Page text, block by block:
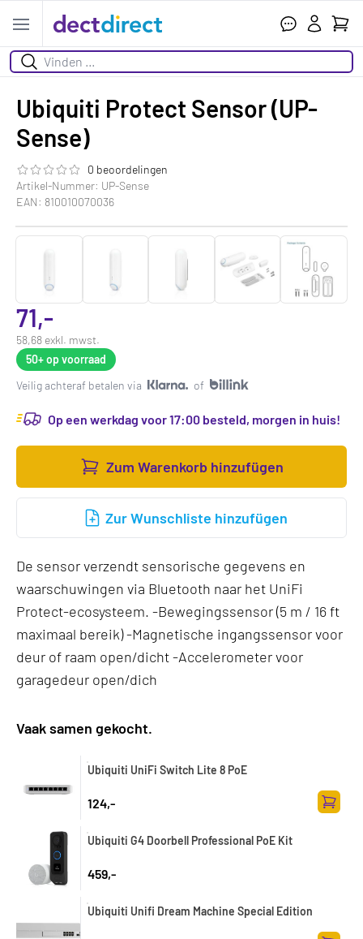
Open menu
Suchen
Ihr
Ubiquiti Protect Sensor (UP-
Sense)
Die Bewertung dieses Produkts ist
0 beoordelingen
Artikel-Nummer: UP-Sense
EAN: 810010070036
71,-
58,68 exkl. mwst.
50+op voorraad
Veilig achteraf betalen via
of
Op een werkdag voor 17:00 besteld, morgen in huis!
Zum Warenkorb hinzufügen
Zur Wunschliste hinzufügen
De sensor verzendt sensorische gegevens en
waarschuwingen via Bluetooth naar het UniFi
Protect-ecosysteem. -Bewegingssensor (5 m / 16 ft
maximaal bereik) -Magnetische ingangssensor voor
deur of raam open/dicht -Accelerometer voor
garagedeur open/dich
Vaak samen gekocht.
Ubiquiti UniFi Switch Lite 8 PoE
124,-
Zum
Ubiquiti G4 Doorbell Professional PoE Kit
459,-
Ubiquiti Unifi Dream Machine Special Edition